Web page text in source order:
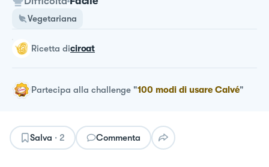
Vegetariana
ricetta diciroat
Partecipa alla challenge "100 modi di usare Calvé"
Salva · 2 Commenta